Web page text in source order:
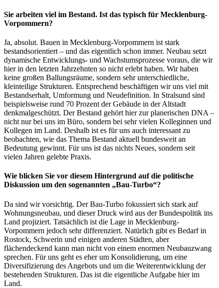
Sie arbeiten viel im Bestand. Ist das typisch für Mecklenburg-
Vorpommern?
Ja, absolut. Bauen in Mecklenburg-Vorpommern ist stark
bestandsorientiert – und das eigentlich schon immer. Neubau setzt
dynamische Entwicklungs- und Wachstumsprozesse voraus, die wir
hier in den letzten Jahrzehnten so nicht erlebt haben. Wir haben
keine großen Ballungsräume, sondern sehr unterschiedliche,
kleinteilige Strukturen. Entsprechend beschäftigen wir uns viel mit
Bestandserhalt, Umformung und Neudefinition. In Stralsund sind
beispielsweise rund 70 Prozent der Gebäude in der Altstadt
denkmalgeschützt. Der Bestand gehört hier zur planerischen DNA –
nicht nur bei uns im Büro, sondern bei sehr vielen Kolleginnen und
Kollegen im Land. Deshalb ist es für uns auch interessant zu
beobachten, wie das Thema Bestand aktuell bundesweit an
Bedeutung gewinnt. Für uns ist das nichts Neues, sondern seit
vielen Jahren gelebte Praxis.
Wie blicken Sie vor diesem Hintergrund auf die politische
Diskussion um den sogenannten „Bau-Turbo“?
Da sind wir vorsichtig. Der Bau-Turbo fokussiert sich stark auf
Wohnungsneubau, und dieser Druck wird aus der Bundespolitik ins
Land projiziert. Tatsächlich ist die Lage in Mecklenburg-
Vorpommern jedoch sehr differenziert. Natürlich gibt es Bedarf in
Rostock, Schwerin und einigen anderen Städten, aber
flächendeckend kann man nicht von einem enormen Neubauzwang
sprechen. Für uns geht es eher um Konsolidierung, um eine
Diversifizierung des Angebots und um die Weiterentwicklung der
bestehenden Strukturen. Das ist die eigentliche Aufgabe hier im
Land.